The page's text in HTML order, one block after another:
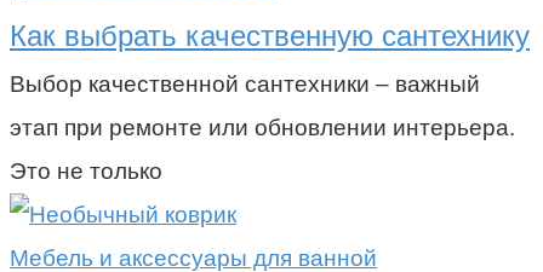
Как выбрать качественную сантехнику
Выбор качественной сантехники – важный
этап при ремонте или обновлении интерьера.
Это не только
Мебель и аксессуары для ванной